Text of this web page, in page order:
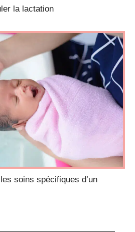
la lactation
soins spécifiques d’un